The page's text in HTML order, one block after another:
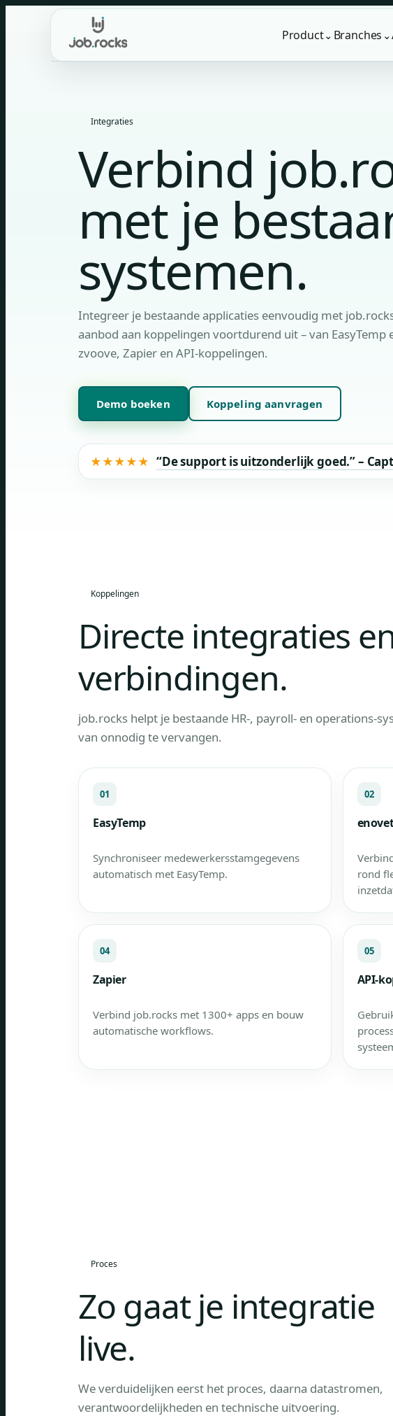
Product⌄ Branches ⌄
Integraties
Verbind
met je
systemen.
Integreer je bestaande applicaties eenvoudig met
aanbod aan koppelingen voortdurend uit – van EasyTemp
zvoove, Zapier en API-koppelingen.
Demo boeken Koppeling aanvragen
★★★★★ “De support is uitzonderlijk goed.” –
Koppelingen
Directe integraties
verbindingen.
job.rocks helpt je bestaande HR-, payroll- en operations-
van onnodig te vervangen.
01
EasyTemp
Synchroniseer medewerkersstamgegevens
automatisch met EasyTemp.
02
rond
04
Zapier
Verbind job.rocks met 1300+ apps en bouw
automatische workflows.
05
API-
Proces
Zo gaat je integratie
live.
We verduidelijken eerst het proces, daarna datastromen,
verantwoordelijkheden en technische uitvoering.